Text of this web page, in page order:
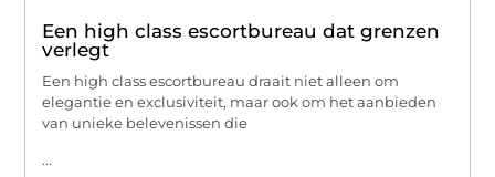
Een high class escortbureau dat grenzen
verlegt
Een high class escortbureau draait niet alleen om
elegantie en exclusiviteit, maar ook om het aanbieden
van unieke belevenissen die
...